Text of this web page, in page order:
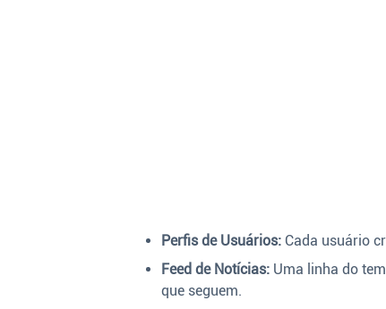
Perfis de Usuários: Cada usuário
Feed de Notícias: Uma linha do
que seguem.